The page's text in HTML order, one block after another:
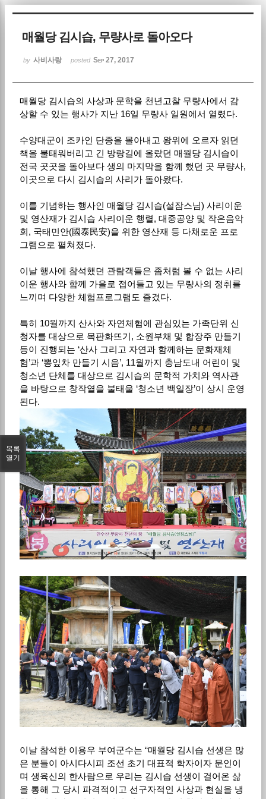
매월당 김시습, 무량사로 돌아오다
by 사비사랑 posted Sep 27, 2017
매월당 김시습의 사상과 문학을 천년고찰 무량사에서 감
상할 수 있는 행사가 지난 16일 무량사 일원에서 열렸다.
수양대군이 조카인 단종을 몰아내고 왕위에 오르자 읽던
책을 불태워버리고 긴 방랑길에 올랐던 매월당 김시습이
전국 곳곳을 돌아보다 생의 마지막을 함께 했던 곳 무량사,
이곳으로 다시 김시습의 사리가 돌아왔다.
이를 기념하는 행사인 매월당 김시습(설잠스님) 사리이운
및 영산재가 김시습 사리이운 행렬, 대중공양 및 작은음악
회, 국태민안(國泰民安)을 위한 영산재 등 다채로운 프로
그램으로 펼쳐졌다.
이날 행사에 참석했던 관람객들은 좀처럼 볼 수 없는 사리
이운 행사와 함께 가을로 접어들고 있는 무량사의 정취를
느끼며 다양한 체험프로그램도 즐겼다.
특히 10월까지 산사와 자연체험에 관심있는 가족단위 신
청자를 대상으로 목판화뜨기, 소원부채 및 합장주 만들기
등이 진행되는 ‘산사 그리고 자연과 함께하는 문화재체
험’과 ‘뽕잎차 만들기 시음’, 11월까지 충남도내 어린이 및
청소년 단체를 대상으로 김시습의 문학적 가치와 역사관
을 바탕으로 창작열을 불태울 ‘청소년 백일장’이 상시 운영
된다.
이날 참석한 이용우 부여군수는 “매월당 김시습 선생은 많
은 분들이 아시다시피 조선 초기 대표적 학자이자 문인이
며 생육신의 한사람으로 우리는 김시습 선생이 걸어온 삶
을 통해 그 당시 파격적이고 선구자적인 사상과 현실을 냉
목록
열기
Sketchbook5, 스케치북5
Sketchbook5, 스케치북5